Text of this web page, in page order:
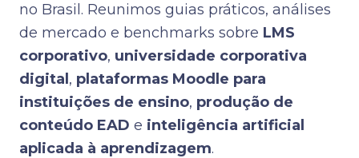
no Brasil. Reunimos guias práticos, análises
de mercado e benchmarks sobre LMS
corporativo, universidade corporativa
digital , plataformas Moodle para
instituições de ensino, produção de
conteúdo EAD e inteligência artificial
aplicada à aprendizagem.